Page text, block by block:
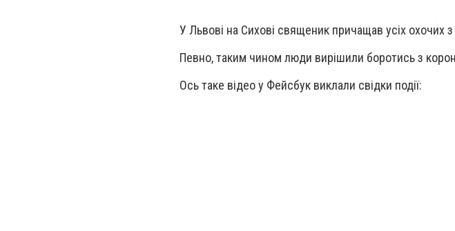
У Львові на Сихові священик причащав усіх охочих з
Певно, таким чином люди вирішили боротись з
Ось таке відео у Фейсбук виклали свідки події: